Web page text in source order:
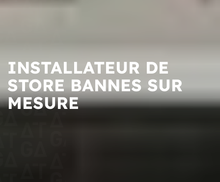
INSTALLATEUR DE
STORE BANNES SUR
MESURE